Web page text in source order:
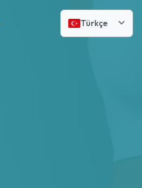
Türkçe